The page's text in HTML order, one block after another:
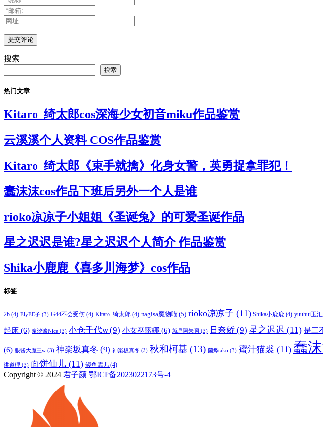
搜索
搜索
热门文章
Kitaro_绮太郎cos深海少女初音miku作品鉴赏
云溪溪个人资料 COS作品鉴赏
Kitaro_绮太郎《束手就擒》化身女警，英勇捉拿罪犯！
蠢沫沫cos作品下班后另外一个人是谁
rioko凉凉子小姐姐《圣诞兔》的可爱圣诞作品
星之迟迟是谁?星之迟迟个人简介 作品鉴赏
Shika小鹿鹿《喜多川海梦》cos作品
标签
2b (4) ElyEE子 (3) G44不会受伤 (4) Kitaro_绮太郎 (4) nagisa魔物喵 (5) rioko凉凉子 (11) Shika小鹿鹿 (4) yuuhui玉汇
起床 (6) 奈汐酱Nice (3) 小仓千代w (9) 小女巫露娜 (6) 就是阿朱啊 (3) 日奈娇 (9) 星之迟迟 (11) 是三
(6) 眼酱大魔王w (3) 神楽坂真冬 (9) 神楽板真冬 (3) 秋和柯基 (13) 菌烨tako (3) 蜜汁猫裘 (11) 蠢
讲道理 (3) 面饼仙儿 (11) 鳗鱼霏儿 (4)
Copyright © 2024 君子颜 鄂ICP备2023022173号-4